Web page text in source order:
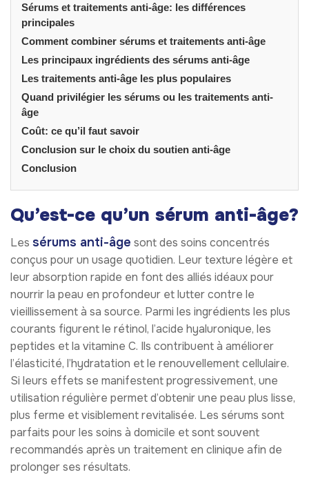
Sérums et traitements anti-âge: les différences
principales
Comment combiner sérums et traitements anti-âge
Les principaux ingrédients des sérums anti-âge
Les traitements anti-âge les plus populaires
Quand privilégier les sérums ou les traitements anti-
âge
Coût: ce qu’il faut savoir
Conclusion sur le choix du soutien anti-âge
Conclusion
Qu’est-ce qu’un sérum anti-âge?
Les sérums anti-âge sont des soins concentrés
conçus pour un usage quotidien. Leur texture légère et
leur absorption rapide en font des alliés idéaux pour
nourrir la peau en profondeur et lutter contre le
vieillissement à sa source. Parmi les ingrédients les plus
courants figurent le rétinol, l’acide hyaluronique, les
peptides et la vitamine C. Ils contribuent à améliorer
l’élasticité, l’hydratation et le renouvellement cellulaire.
Si leurs effets se manifestent progressivement, une
utilisation régulière permet d’obtenir une peau plus lisse,
plus ferme et visiblement revitalisée. Les sérums sont
parfaits pour les soins à domicile et sont souvent
recommandés après un traitement en clinique afin de
prolonger ses résultats.